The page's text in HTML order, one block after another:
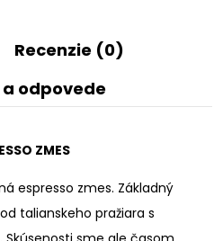
Recenzie (0)
odpovede
ZMES
espresso zmes. Základný
talianskeho pražiara s